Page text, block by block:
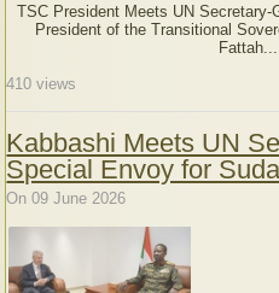
TSC President Meets UN Secretary-
President of the Transitional
Fattah...
410 views
Kabbashi Meets UN
Special Envoy for
On 09 June 2026